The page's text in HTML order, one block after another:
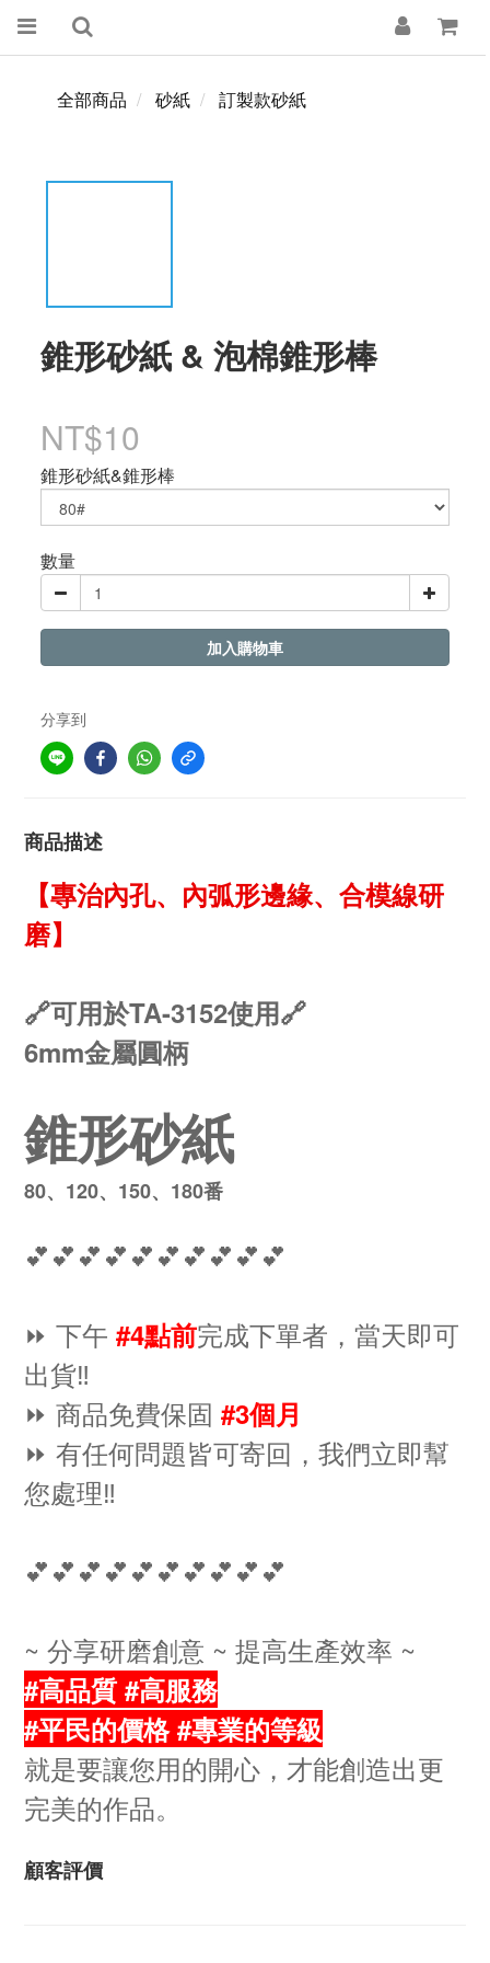
全部商品 砂紙 訂製款砂紙
錐形砂紙 & 泡棉錐形棒
NT$10
錐形砂紙&錐形棒
數量
加入購物車
分享到
商品描述
【專治內孔、內弧形邊緣、合模線研
磨】
🔗可用於TA-3152使用🔗
6mm金屬圓柄
錐形砂紙
80、120、150、180番
💕💕💕💕💕💕💕💕💕💕
⏩ 下午 #4點前完成下單者，當天即可
出貨‼️
⏩ 商品免費保固 #3個月
⏩ 有任何問題皆可寄回，我們立即幫
您處理‼️
💕💕💕💕💕💕💕💕💕💕
~ 分享研磨創意 ~ 提高生產效率 ~
#高品質 #高服務
#平民的價格 #專業的等級
就是要讓您用的開心，才能創造出更
完美的作品。
顧客評價